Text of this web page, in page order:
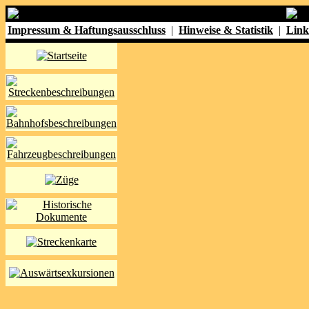
Impressum & Haftungsausschluss | Hinweise & Statistik |